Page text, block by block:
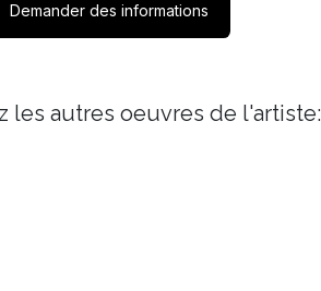
Demander des informations
les autres oeuvres de l'artiste: